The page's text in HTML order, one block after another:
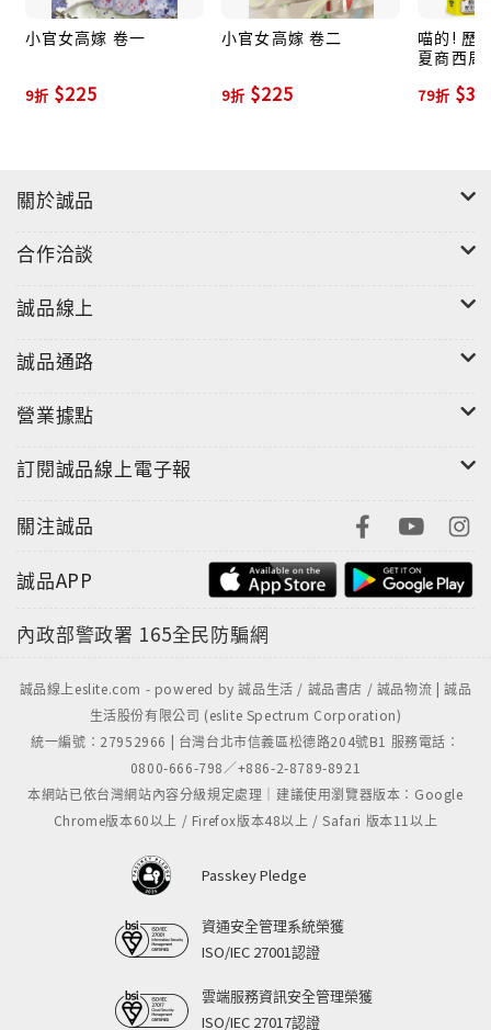
小官女高嫁 卷一
9折 $225
小官女高嫁 卷二
9折 $225
喵的! 歷
夏商西周
劇場
79折
關於誠品
合作洽談
誠品線上
誠品通路
營業據點
訂閱誠品線上電子報
關注誠品
誠品APP
內政部警政署 165全民防騙網
誠品線上eslite.com - powered by 誠品生活 / 誠品書店 / 誠品物流 | 誠品
生活股份有限公司 (eslite Spectrum Corporation)
統一編號：27952966 | 台灣台北市信義區松德路204號B1 服務電話：
0800-666-798／+886-2-8789-8921
本網站已依台灣網站內容分級規定處理｜建議使用瀏覽器版本：Google
Chrome版本60以上 / Firefox版本48以上 / Safari 版本11以上
Passkey Pledge
資通安全管理系統榮獲
ISO/IEC 27001認證
雲端服務資訊安全管理榮獲
ISO/IEC 27017認證